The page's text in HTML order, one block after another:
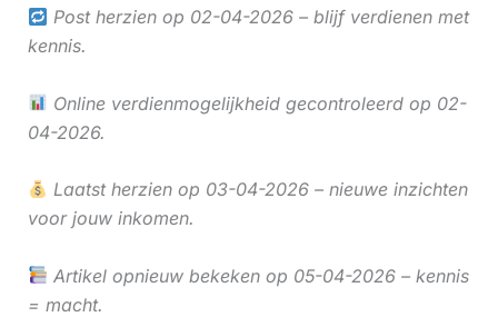
Post herzien op 02-04-2026 – blijf verdienen met
kennis.
Online verdienmogelijkheid gecontroleerd op 02-
04-2026.
Laatst herzien op 03-04-2026 – nieuwe inzichten
voor jouw inkomen.
Artikel opnieuw bekeken op 05-04-2026 – kennis
= macht.